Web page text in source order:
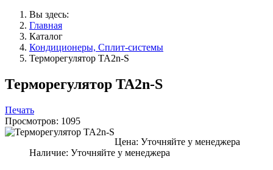
Вы здесь:
Главная
Каталог
Кондиционеры, Сплит-системы
Терморегулятор TA2n-S
Терморегулятор TA2n-S
Печать
Просмотров: 1095
Цена: Уточняйте у менеджера
Наличие: Уточняйте у менеджера